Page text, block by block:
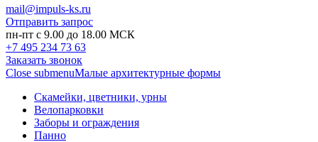
mail@impuls-ks.ru
Отправить запрос
пн-пт с 9.00 до 18.00 МСК
+7 495 234 73 63
Заказать звонок
Close submenuМалые архитектурные формы
Скамейки, цветники, урны
Велопарковки
Заборы и ограждения
Панно